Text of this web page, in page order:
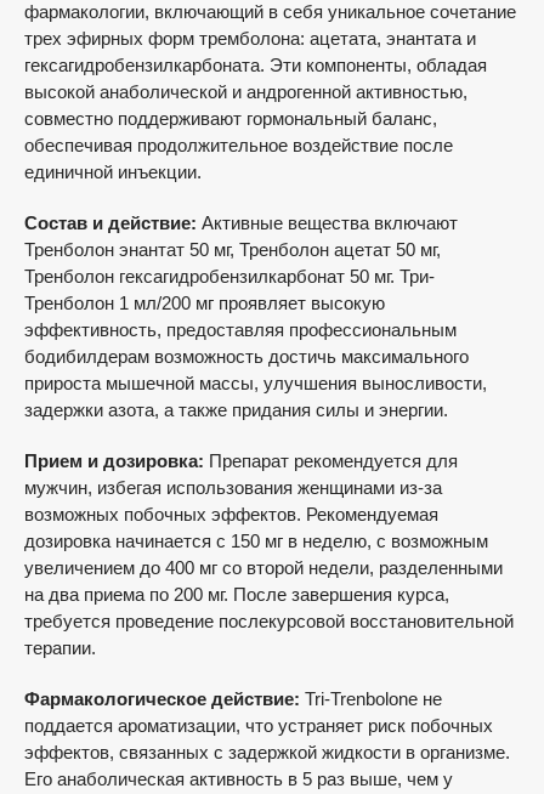
фармакологии, включающий в себя уникальное сочетание
трех эфирных форм тремболона: ацетата, энантата и
гексагидробензилкарбоната. Эти компоненты, обладая
высокой анаболической и андрогенной активностью,
совместно поддерживают гормональный баланс,
обеспечивая продолжительное воздействие после
единичной инъекции.
Состав и действие: Активные вещества включают
Тренболон энантат 50 мг, Тренболон ацетат 50 мг,
Тренболон гексагидробензилкарбонат 50 мг. Три-
Тренболон 1 мл/200 мг проявляет высокую
эффективность, предоставляя профессиональным
бодибилдерам возможность достичь максимального
прироста мышечной массы, улучшения выносливости,
задержки азота, а также придания силы и энергии.
Прием и дозировка: Препарат рекомендуется для
мужчин, избегая использования женщинами из-за
возможных побочных эффектов. Рекомендуемая
дозировка начинается с 150 мг в неделю, с возможным
увеличением до 400 мг со второй недели, разделенными
на два приема по 200 мг. После завершения курса,
требуется проведение послекурсовой восстановительной
терапии.
Фармакологическое действие: Tri-Trenbolone не
поддается ароматизации, что устраняет риск побочных
эффектов, связанных с задержкой жидкости в организме.
Его анаболическая активность в 5 раз выше, чем у